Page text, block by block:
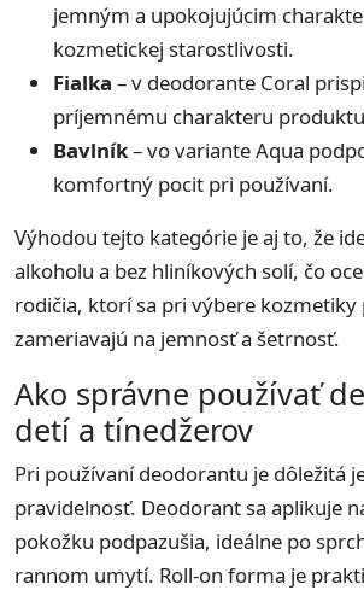
jemným a upokojujúcim
kozmetickej starostlivosti.
Fialka – v deodorante Coral
príjemnému charakteru
Bavlník– vo variante Aqua
komfortný pocit pri používaní.
Výhodou tejto kategórie je aj to, že
alkoholu a bez hliníkových solí, čo
rodičia, ktorí sa pri výbere kozmetiky
zameriavajú na jemnosť a šetrnosť.
Ako správne používať
detí a tínedžerov
Pri používaní deodorantu je dôležitá
pravidelnosť. Deodorant sa aplikuje
pokožku podpazušia, ideálne po
rannom umytí. Roll-on forma je